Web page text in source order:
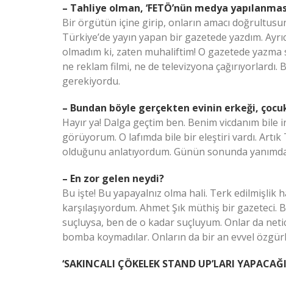
– Tahliye olman, ‘FETÖ’nün medya
Bir örgütün içine girip, onların amacı
Türkiye’de yayın yapan bir gazetede yazdım.
olmadım ki, zaten muhaliftim! O gazetede
ne reklam filmi, ne de televizyona
gerekiyordu.
– Bundan böyle gerçekten evinin erkeği,
Hayır ya! Dalga geçtim ben. Benim vicdanım
görüyorum. O lafımda bile bir eleştiri vardı.
olduğunu anlatıyordum. Günün sonunda
– En zor gelen neydi?
Bu işte! Bu yapayalnız olma hali. Terk edilmişlik
karşılaşıyordum. Ahmet Şık müthiş bir
suçluysa, ben de o kadar suçluyum. Onlar da
bomba koymadılar. Onların da bir an evvel
‘SAKINCALI ÇÖKELEK STAND UP’LARI